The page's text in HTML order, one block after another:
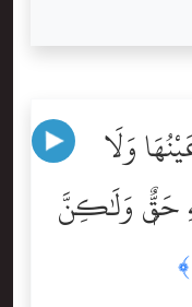
وَلَا
حَقٌّۭ وَلَٰكِنَّ